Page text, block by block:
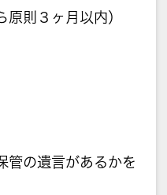
原則３ヶ月以内）
管の遺言があるかを